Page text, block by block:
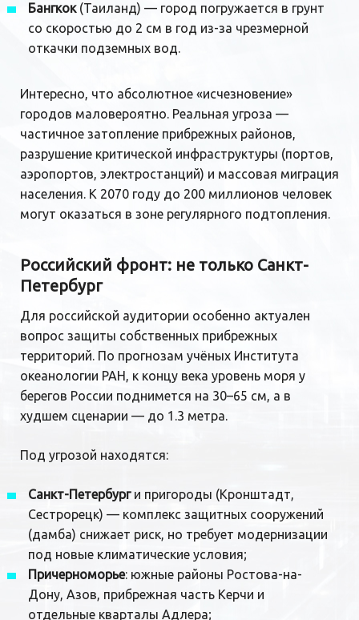
Бангкок(Таиланд) — город погружается в грунт
со скоростью до 2 см в год из-за чрезмерной
откачки подземных вод.
Интересно, что абсолютное «исчезновение»
городов маловероятно. Реальная угроза —
частичное затопление прибрежных районов,
разрушение критической инфраструктуры (портов,
аэропортов, электростанций) и массовая миграция
населения. К 2070 году до 200 миллионов человек
могут оказаться в зоне регулярного подтопления.
Российский фронт: не только Санкт-
Петербург
Для российской аудитории особенно актуален
вопрос защиты собственных прибрежных
территорий. По прогнозам учёных Института
океанологии РАН, к концу века уровень моря у
берегов России поднимется на 30–65 см, а в
худшем сценарии — до 1.3 метра.
Под угрозой находятся:
Санкт-Петербурги пригороды (Кронштадт,
Сестрорецк) — комплекс защитных сооружений
(дамба) снижает риск, но требует модернизации
под новые климатические условия;
Причерноморье: южные районы Ростова-на-
Дону, Азов, прибрежная часть Керчи и
отдельные кварталы Адлера;